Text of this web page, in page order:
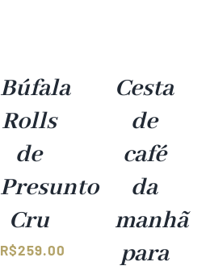
Búfala
Rolls
de
Presunto
Cru
R$259.00
Cesta
de
café
da
manhã
para